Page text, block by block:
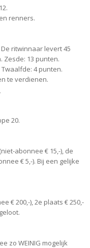
renners.
ritwinnaar levert 45
Zesde: 13 punten.
4 punten.
te verdienen.
20.
abonnee € 15,-), de
€ 5,-). Bij een gelijke
€ 200,-), 2e plaats € 250,-
zo WEINIG mogelijk